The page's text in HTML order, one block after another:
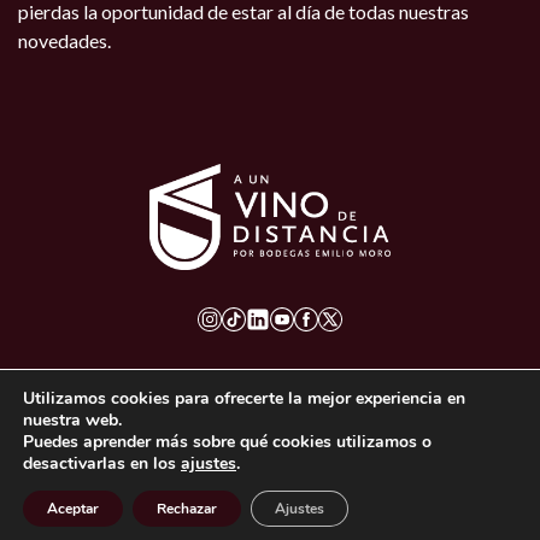
pierdas la oportunidad de estar al día de todas nuestras
novedades.
Aviso Legal
Política de cookies
Política de privacidad
Bases Legales
Utilizamos cookies para ofrecerte la mejor experiencia en
nuestra web.
Puedes aprender más sobre qué cookies utilizamos o
desactivarlas en los ajustes.
Aceptar Rechazar Ajustes